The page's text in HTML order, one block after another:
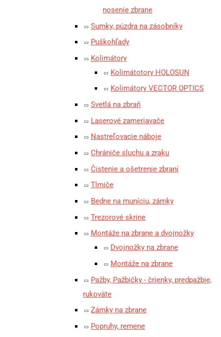
nosenie zbrane
Sumky, púzdra na zásobníky
Puškohľady
Kolimátory
Kolimátotory HOLOSUN
Kolimátory VECTOR OPTICS
Svetlá na zbraň
Laserové zameriavače
Nastreľovacie náboje
Chrániče sluchu a zraku
Čistenie a ošetrenie zbraní
Tlmiče
Bedne na muníciu, zámky
Trezorové skrine
Montáže na zbrane a dvojnožky
Dvojnožky na zbrane
Montáže na zbrane
Pažby, Pažbičky - črienky, predpažbie,
rukoväte
Zámky na zbrane
Popruhy, remene